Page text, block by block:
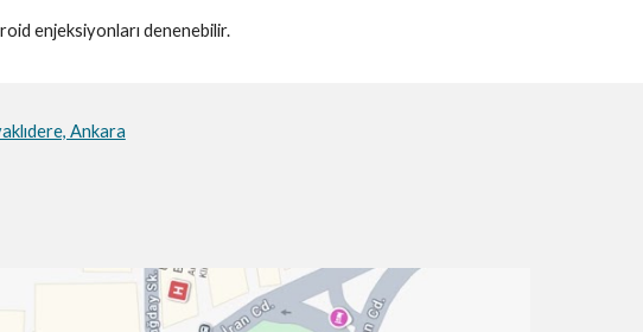
enjeksiyonları denenebilir.
Ankara